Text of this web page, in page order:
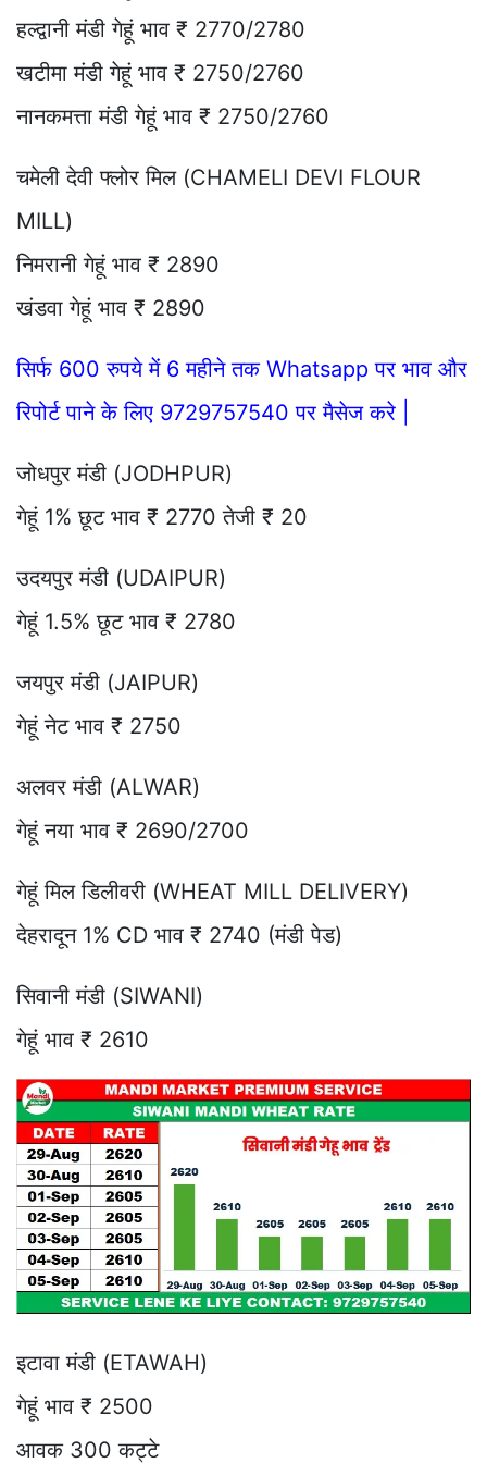
हल्द्वानी मंडी गेहूं भाव ₹ 2770/2780
खटीमा मंडी गेहूं भाव ₹ 2750/2760
नानकमत्ता मंडी गेहूं भाव ₹ 2750/2760
चमेली देवी फ्लोर मिल (CHAMELI DEVI FLOUR
MILL)
निमरानी गेहूं भाव ₹ 2890
खंडवा गेहूं भाव ₹ 2890
सिर्फ 600 रुपये में 6 महीने तक Whatsapp पर भाव और
रिपोर्ट पाने के लिए 9729757540 पर मैसेज करे |
जोधपुर मंडी (JODHPUR)
गेहूं 1% छूट भाव ₹ 2770 तेजी ₹ 20
उदयपुर मंडी (UDAIPUR)
गेहूं 1.5% छूट भाव ₹ 2780
जयपुर मंडी (JAIPUR)
गेहूं नेट भाव ₹ 2750
अलवर मंडी (ALWAR)
गेहूं नया भाव ₹ 2690/2700
गेहूं मिल डिलीवरी (WHEAT MILL DELIVERY)
देहरादून 1% CD भाव ₹ 2740 (मंडी पेड)
सिवानी मंडी (SIWANI)
गेहूं भाव ₹ 2610
इटावा मंडी (ETAWAH)
गेहूं भाव ₹ 2500
आवक 300 कट्टे